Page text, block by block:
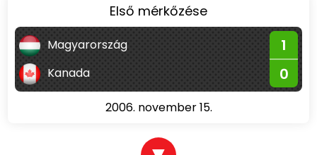
Első mérkőzése
Magyarország 1
Kanada 0
2006. november 15.